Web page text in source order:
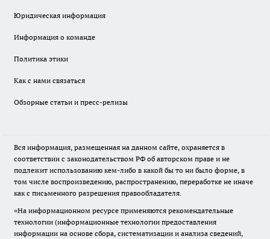
Юридическая информация
Информация о команде
Политика этики
Как с нами связаться
Обзорные статьи и пресс-релизы
Вся информация, размещенная на данном сайте, охраняется в
соответствии с законодательством РФ об авторском праве и не
подлежит использованию кем-либо в какой бы то ни было форме, в
том числе воспроизведению, распространению, переработке не иначе
как с письменного разрешения правообладателя.
«На информационном ресурсе применяются рекомендательные
технологии (информационные технологии предоставления
информации на основе сбора, систематизации и анализа сведений,